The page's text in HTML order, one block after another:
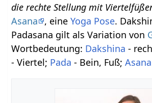
die rechte Stellung mit
Asana
, eineYoga Pose.
Padasana gilt als Variation von
Wortbedeutung: Dakshina -
- Viertel; Pada - Bein, Fuß;Asana